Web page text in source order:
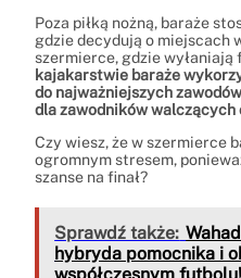
Poza piłką nożną, baraże
gdzie decydują o miejscach
szermierce, gdzie wyłaniają
kajakarstwie baraże
do najważniejszych
dla zawodników
Czy wiesz, że w szermierce
ogromnym stresem,
szanse na finał?
Sprawdź także:
hybryda pomocnika i